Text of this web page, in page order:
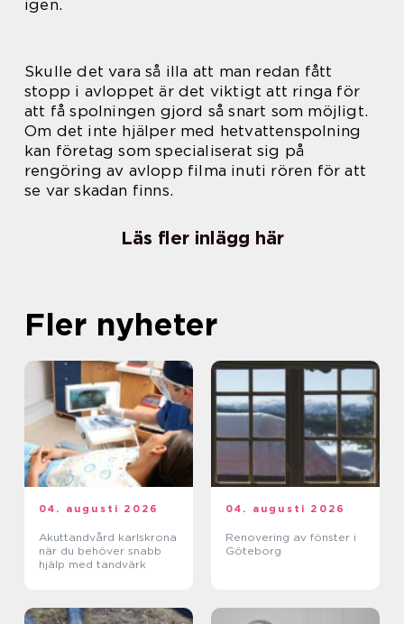
igen.
Skulle det vara så illa att man redan fått
stopp i avloppet är det viktigt att ringa för
att få spolningen gjord så snart som möjligt.
Om det inte hjälper med hetvattenspolning
kan företag som specialiserat sig på
rengöring av avlopp filma inuti rören för att
se var skadan finns.
Läs fler inlägg här
Fler nyheter
04. augusti 2026
Akuttandvård karlskrona
när du behöver snabb
hjälp med tandvärk
04. augusti 2026
Renovering av fönster i
Göteborg